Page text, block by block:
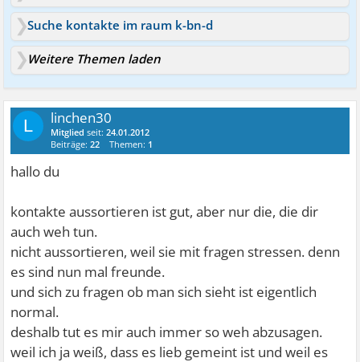
Suche kontakte im raum k-bn-d
Weitere Themen laden
L linchen30
Mitglied seit:24.01.2012
Beiträge:22 Themen: 1
hallo du
kontakte aussortieren ist gut, aber nur die, die dir
auch weh tun.
nicht aussortieren, weil sie mit fragen stressen. denn
es sind nun mal freunde.
und sich zu fragen ob man sich sieht ist eigentlich
normal.
deshalb tut es mir auch immer so weh abzusagen.
weil ich ja weiß, dass es lieb gemeint ist und weil es